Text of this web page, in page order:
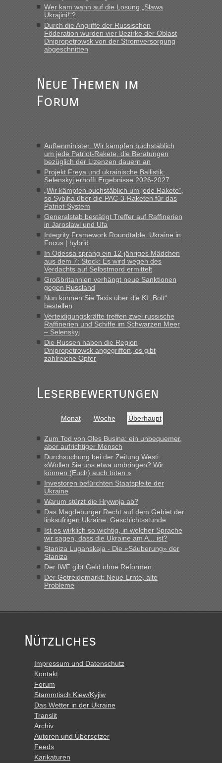
mitnehmen. Es ist gebrauchte Kleidung...“
Berichte und Reisetipps • Re: An welchem
Grenzübergang zwischen Polen und der Ukraine
geht es am schnellsten?
Früh. Mit sehr sehr wenig Verkehr, super bis zur Grenze. Nur
8 PKW vor der Schranke....“
„Gestern 6 Stunden warten vor der Grenze Richtung Polen
in Krakowez mit dem Kleinbus. Abfertigung ging dann
schnell da auch Passagiere mit EU-Pass dabei waren“
Bernd D-UAinBerichte und Reisetipps • Re: An
welchem Grenzübergang zwischen Polen und
der Ukraine geht es am schnellsten?
„Bin am Montag 15.6.26 um 8 Uhr in Urgyniw ausgereist,
das erste Mal an einem Montagmorgen ca. 15 Fahrzeuge
vor mir, bin sonst der Erste oder Zweite, egal, nach ca 20
Minuten wurde dann die nächste Welle...“
Berichte und Reisetipps • Re: An welchem
Grenzübergang zwischen Polen und der Ukraine
geht es am schnellsten?
„Derzeit, ist es überall sehr voll an den Grenzen Ukraine/
Polen. Zb. Krakovets 100 PKW ca. 10 h Wartezeit. Wollen
Montag rüber, versuchen es sehr früh.“
Wer kam wann auf die Losung „Slawa
Ukrajini!“?
Durch die Angriffe der Russischen
Föderation wurden vier Bezirke der Oblast
Dnipropetrowsk von der Stromversorgung
abgeschnitten
Neue Themen im
Forum
Außenminister: Wir kämpfen buchstäblich
um jede Patriot-Rakete, die Beratungen
bezüglich der Lizenzen dauern an
Projekt Freya und ukrainische Ballistik:
Selenskyj erhofft Ergebnisse 2026-2027
„Wir kämpfen buchstäblich um jede Rakete“,
so Sybiha über die PAC-3-Raketen für das
Patriot-System
Generalstab bestätigt Treffer auf Raffinerien
in Jaroslawl und Ufa
Integrity Framework Roundtable: Ukraine in
Focus | hybrid
In Odessa sprang ein 12-jähriges Mädchen
aus dem 7: Stock: Es wird wegen des
Verdachts auf Selbstmord ermittelt
Großbritannien verhängt neue Sanktionen
gegen Russland
Nun können Sie Taxis über die KI „Bolt“
bestellen
Verteidigungskräfte treffen zwei russische
Raffinerien und Schiffe im Schwarzen Meer
– Selenskyj
Die Russen haben die Region
Dnipropetrowsk angegriffen, es gibt
zahlreiche Opfer
Leserbewertungen
Monat Woche Überhaupt
Zum Tod von Oles Busina: ein unbequemer,
aber aufrichtiger Mensch
Durchsuchung bei der Zeitung Westi:
«Wollen Sie uns etwa umbringen? Wir
können (Euch) auch töten.»
Investoren befürchten Staatspleite der
Ukraine
Warum stürzt die Hrywnja ab?
Das Magdeburger Recht auf dem Gebiet der
linksufrigen Ukraine: Geschichtsstunde
Ist es wirklich so wichtig, in welcher Sprache
wir sagen, dass die Ukraine am A... ist?
Staniza Luganskaja - Die «Säuberung» der
Staniza
Der IWF gibt Geld ohne Reformen
Der Getreidemarkt: Neue Ernte, alte
Probleme
Nützliches
Impressum und Datenschutz
Kontakt
Forum
Stammtisch Kiew/Kyjiw
Das Wetter in der Ukraine
Translit
Archiv
Autoren und Übersetzer
Feeds
Karikaturen